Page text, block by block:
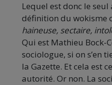
Lequel est donc le seul
définition du wokisme
haineuse, sectaire,
Qui est Mathieu Bock-
sociologue, si on s’en
la Gazette. Et cela est
autorité. Or non. La